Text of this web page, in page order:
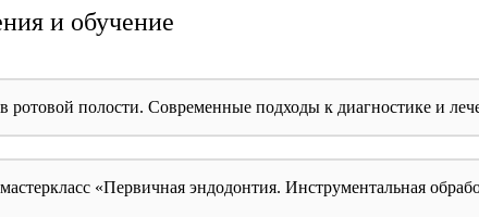
и обучение
полости. Современные подходы к диагностике и
«Первичная эндодонтия. Инструментальная